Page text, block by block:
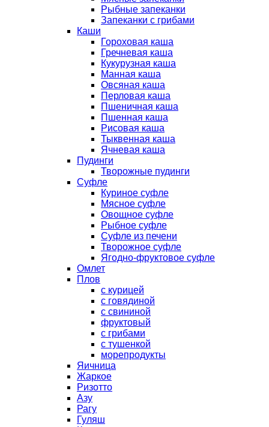
Рыбные запеканки
Запеканки с грибами
Каши
Гороховая каша
Гречневая каша
Кукурузная каша
Манная каша
Овсяная каша
Перловая каша
Пшеничная каша
Пшенная каша
Рисовая каша
Тыквенная каша
Ячневая каша
Пудинги
Творожные пудинги
Суфле
Куриное суфле
Мясное суфле
Овощное суфле
Рыбное суфле
Суфле из печени
Творожное суфле
Ягодно-фруктовое суфле
Омлет
Плов
с курицей
с говядиной
с свининой
фруктовый
с грибами
с тушенкой
морепродукты
Яичница
Жаркое
Ризотто
Азу
Рагу
Гуляш